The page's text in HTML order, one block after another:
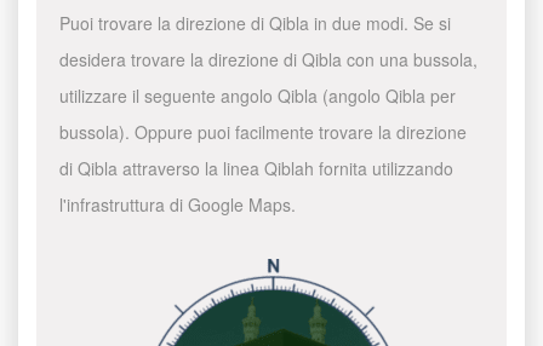
Puoi trovare la direzione di Qibla in due modi. Se si
desidera trovare la direzione di Qibla con una bussola,
utilizzare il seguente angolo Qibla (angolo Qibla per
bussola). Oppure puoi facilmente trovare la direzione
di Qibla attraverso la linea Qiblah fornita utilizzando
l'infrastruttura di Google Maps.